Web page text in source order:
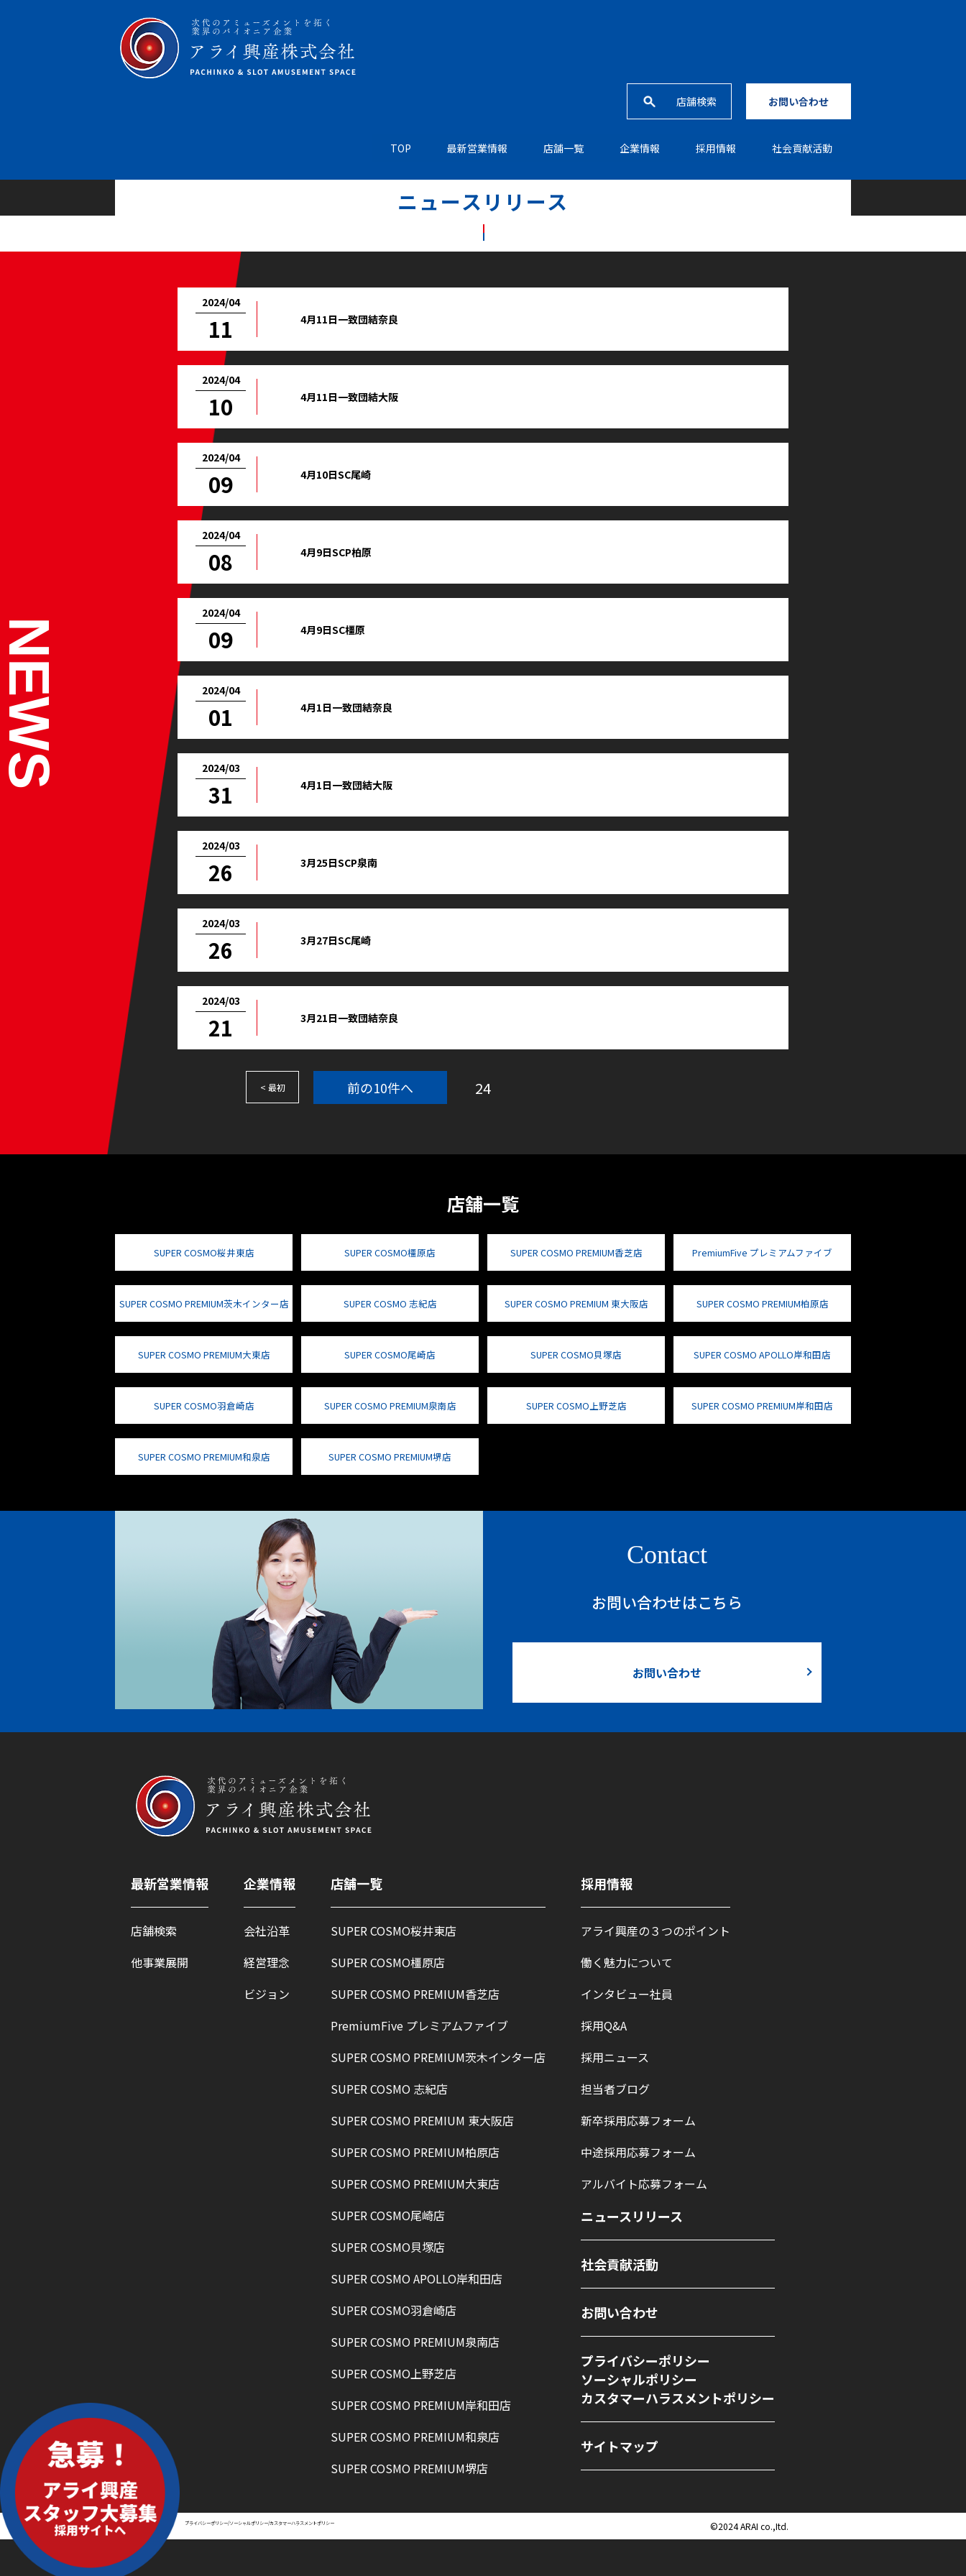
店舗検索 お問い合わせ
TOP 最新営業情報 店舗一覧 企業情報 採⽤情報 社会貢献活動
ニュースリリース
2024/04
11 4月11日一致団結奈良
2024/04
10 4月11日一致団結大阪
2024/04
09 4月10日SC尾崎
2024/04
08 4月9日SCP柏原
2024/04
09 4月9日SC橿原
2024/04
01 4月1日一致団結奈良
2024/03
31 4月1日一致団結大阪
2024/03
26 3月25日SCP泉南
2024/03
26 3月27日SC尾崎
2024/03
21 3月21日一致団結奈良
< 最初 前の10件へ 24
店舗一覧
SUPER COSMO桜井東店 SUPER COSMO橿原店 SUPER COSMO PREMIUM香芝店 PremiumFive プレミアムファイブ
SUPER COSMO PREMIUM茨木インター店 SUPER COSMO 志紀店 SUPER COSMO PREMIUM 東大阪店 SUPER COSMO PREMIUM柏原店
SUPER COSMO PREMIUM大東店 SUPER COSMO尾崎店 SUPER COSMO貝塚店 SUPER COSMO APOLLO岸和田店
SUPER COSMO羽倉崎店 SUPER COSMO PREMIUM泉南店 SUPER COSMO上野芝店 SUPER COSMO PREMIUM岸和田店
SUPER COSMO PREMIUM和泉店 SUPER COSMO PREMIUM堺店
Contact
お問い合わせはこちら
お問い合わせ
最新営業情報
店舗検索
他事業展開
企業情報
会社沿革
経営理念
ビジョン
店舗一覧
SUPER COSMO桜井東店
SUPER COSMO橿原店
SUPER COSMO PREMIUM香芝店
PremiumFive プレミアムファイブ
SUPER COSMO PREMIUM茨木インター店
SUPER COSMO 志紀店
SUPER COSMO PREMIUM 東大阪店
SUPER COSMO PREMIUM柏原店
SUPER COSMO PREMIUM大東店
SUPER COSMO尾崎店
SUPER COSMO貝塚店
SUPER COSMO APOLLO岸和田店
SUPER COSMO羽倉崎店
SUPER COSMO PREMIUM泉南店
SUPER COSMO上野芝店
SUPER COSMO PREMIUM岸和田店
SUPER COSMO PREMIUM和泉店
SUPER COSMO PREMIUM堺店
採用情報
アライ興産の３つのポイント
働く魅力について
インタビュー社員
採用Q&A
採用ニュース
担当者ブログ
新卒採用応募フォーム
中途採用応募フォーム
アルバイト応募フォーム
ニュースリリース
社会貢献活動
お問い合わせ
プライバシーポリシー
ソーシャルポリシー
カスタマーハラスメントポリシー
サイトマップ
プライバシーポリシー/ソーシャルポリシー/カスタマーハラスメントポリシー ©︎2024 ARAI co.,Itd.